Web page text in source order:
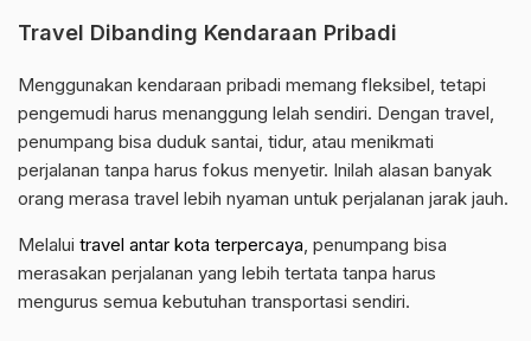
Travel Dibanding Kendaraan Pribadi
Menggunakan kendaraan pribadi memang fleksibel, tetapi
pengemudi harus menanggung lelah sendiri. Dengan travel,
penumpang bisa duduk santai, tidur, atau menikmati
perjalanan tanpa harus fokus menyetir. Inilah alasan banyak
orang merasa travel lebih nyaman untuk perjalanan jarak jauh.
Melalui travel antar kota terpercaya, penumpang bisa
merasakan perjalanan yang lebih tertata tanpa harus
mengurus semua kebutuhan transportasi sendiri.